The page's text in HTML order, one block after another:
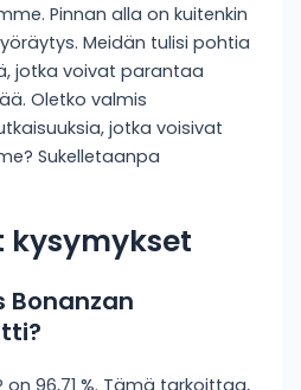
Pinnan alla on kuitenkin
Meidän tulisi pohtia
jotka voivat parantaa
Oletko valmis
jotka voisivat
Sukelletaanpa
kysymykset
Bonanzan